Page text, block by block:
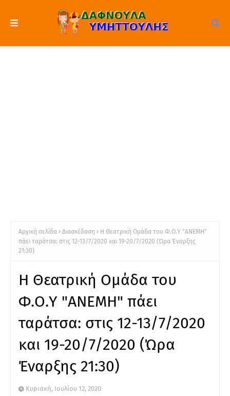
Αρχική σελίδα Διασκέδαση
Η Θεατρική Ομάδα του Φ.Ο.Υ "ΑΝΕΜΗ"
πάει ταράτσα: στις 12-13/7/2020 και 19-20/7/2020 (Ώρα Έναρξης
21:30)
Η Θεατρική Ομάδα του
Φ.Ο.Υ "ΑΝΕΜΗ" πάει
ταράτσα: στις 12-13/7/2020
και 19-20/7/2020 (Ώρα
Έναρξης 21:30)
Κυριακή, Ιουλίου 12, 2020